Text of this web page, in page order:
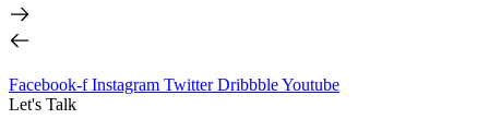
Facebook-f Instagram Twitter DribbbleYoutube
Let's Talk